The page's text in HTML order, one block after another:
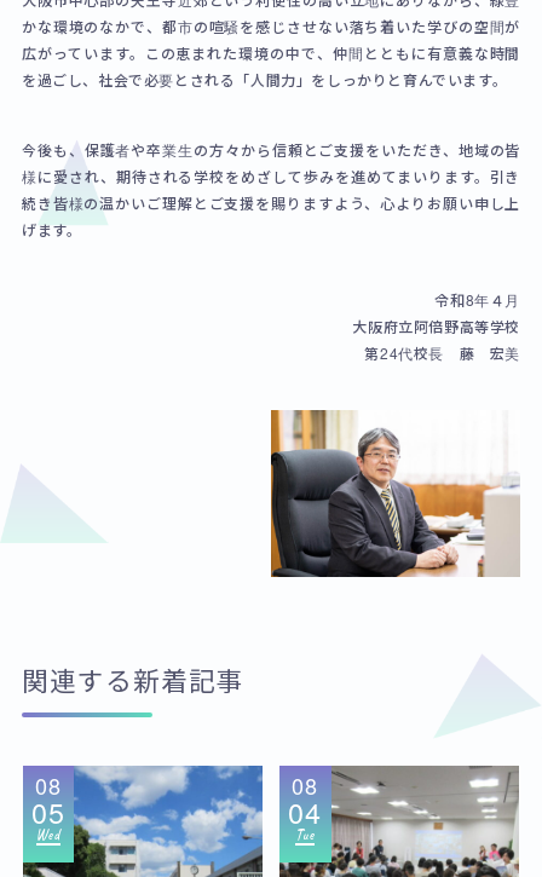
かな環境のなかで、都市の喧騒を感じさせない落ち着いた学びの空間が
広がっています。この恵まれた環境の中で、仲間とともに有意義な時間
を過ごし、社会で必要とされる「人間力」をしっかりと育んでいます。
今後も、保護者や卒業生の方々から信頼とご支援をいただき、地域の皆
様に愛され、期待される学校をめざして歩みを進めてまいります。引き
続き皆様の温かいご理解とご支援を賜りますよう、心よりお願い申し上
げます。
令和8年４月
大阪府立阿倍野高等学校
第24代校長 藤 宏美
関連する新着記事
08
05
Wed
08
04
Tue